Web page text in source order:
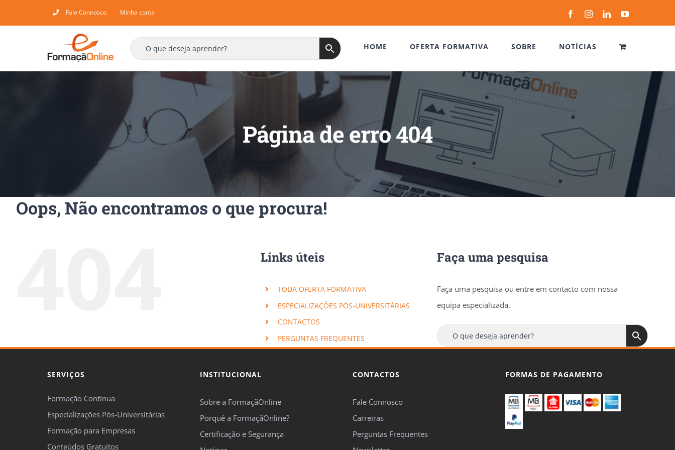
to
Fale Connosco Minha conta FacebookInstagramLinkedInYouTube
HOME OFERTA FORMATIVA SOBRE NOTÍCIAS
Página de erro 404
Oops, Não encontramos o que procura!
Links úteis
TODA OFERTA FORMATIVA
ESPECIALIZAÇÕES PÓS-UNIVERSITÁRIAS
CONTACTOS
PERGUNTAS FREQUENTES
Faça uma pesquisa
Faça uma pesquisa ou entre em contacto com nossa
equipa especializada.
SERVIÇOS
Formação Contínua
Especializações Pós-Universitárias
Formação para Empresas
Conteúdos Gratuitos
INSTITUCIONAL
Sobre a FormaçãOnline
Porquê a FormaçãOnline?
Certificação e Segurança
CONTACTOS
Fale Connosco
Carreiras
Perguntas Frequentes
FORMAS DE PAGAMENTO